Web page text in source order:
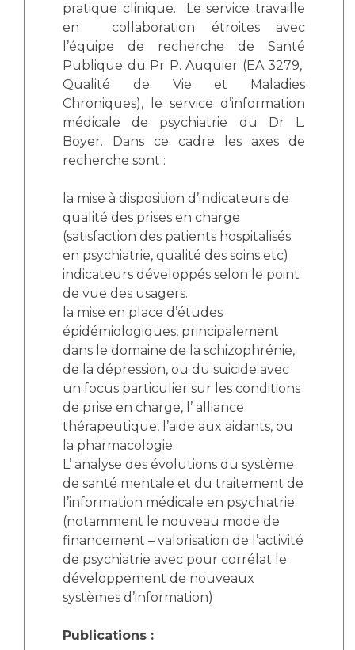
pratique clinique. Le service travaille
en collaboration étroites avec
l’équipe de recherche de Santé
Publique du Pr P. Auquier (EA 3279,
Qualité de Vie et Maladies
Chroniques), le service d’information
médicale de psychiatrie du Dr L.
Boyer. Dans ce cadre les axes de
recherche sont :
la mise à disposition d’indicateurs de
qualité des prises en charge
(satisfaction des patients hospitalisés
en psychiatrie, qualité des soins etc)
indicateurs développés selon le point
de vue des usagers.
la mise en place d’études
épidémiologiques, principalement
dans le domaine de la schizophrénie,
de la dépression, ou du suicide avec
un focus particulier sur les conditions
de prise en charge, l’ alliance
thérapeutique, l’aide aux aidants, ou
la pharmacologie.
L’ analyse des évolutions du système
de santé mentale et du traitement de
l’information médicale en psychiatrie
(notamment le nouveau mode de
financement – valorisation de l’activité
de psychiatrie avec pour corrélat le
développement de nouveaux
systèmes d’information)
Publications :